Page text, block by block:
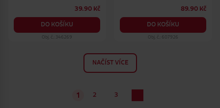
39.90 Kč
DO KOŠÍKU
Obj. č.: 346269
89.90 Kč
DO KOŠÍKU
Obj. č.: 607926
NAČÍST VÍCE
1 2 3